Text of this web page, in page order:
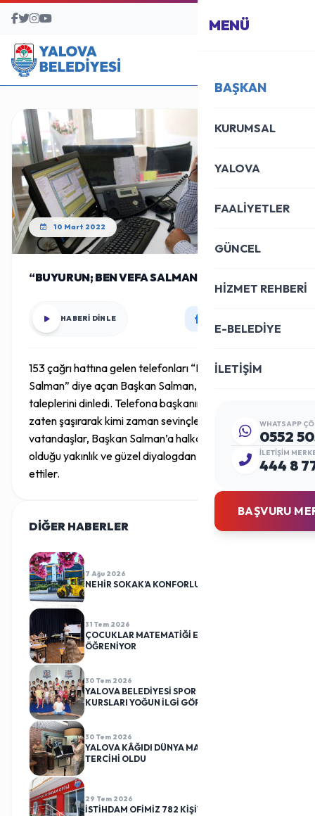
BAŞVURU MERKEZİ
MENÜ
BAŞKAN
KURUMSAL
YALOVA
FAALİYETLER
GÜNCEL
HİZMET REHBERİ
E-BELEDİYE
İLETİŞİM
WHATSAPP
0552
İLETIŞIM
444 8
BAŞVURU
10 Mart 2022
“BUYURUN; BEN VEFA SALMAN”
HABERİ DİNLE
153 çağrı hattına gelen telefonları “Buyurun; ben Vefa
Salman” diye açan Başkan Salman, vatandaşların
taleplerini dinledi. Telefona başkanın çıkmasına kimi
zaten şaşırarak kimi zaman sevinçle karşılayan
vatandaşlar, Başkan Salman’a halka göstermiş
olduğu yakınlık ve güzel diyalogdan dolayı teşekkür
ettiler.
DİĞER HABERLER
7 Ağu 2026
NEHİR SOKAK’A KONFORLU DOKUNUŞ
31 Tem 2026
ÇOCUKLAR MATEMATİĞİ EĞLENEREK
ÖĞRENİYOR
30 Tem 2026
YALOVA BELEDİYESİ SPOR KULÜBÜ CİMNASTİK
KURSLARI YOĞUN İLGİ GÖRÜYOR
30 Tem 2026
YALOVA KÂĞIDI DÜNYA MARKALARININ
TERCİHİ OLDU
29 Tem 2026
İSTİHDAM OFİMİZ 782 KİŞİYİ İŞ SAHİBİ YAPTI